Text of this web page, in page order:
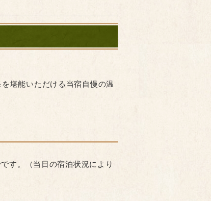
堪能いただける当宿自慢の温
す。（当日の宿泊状況により